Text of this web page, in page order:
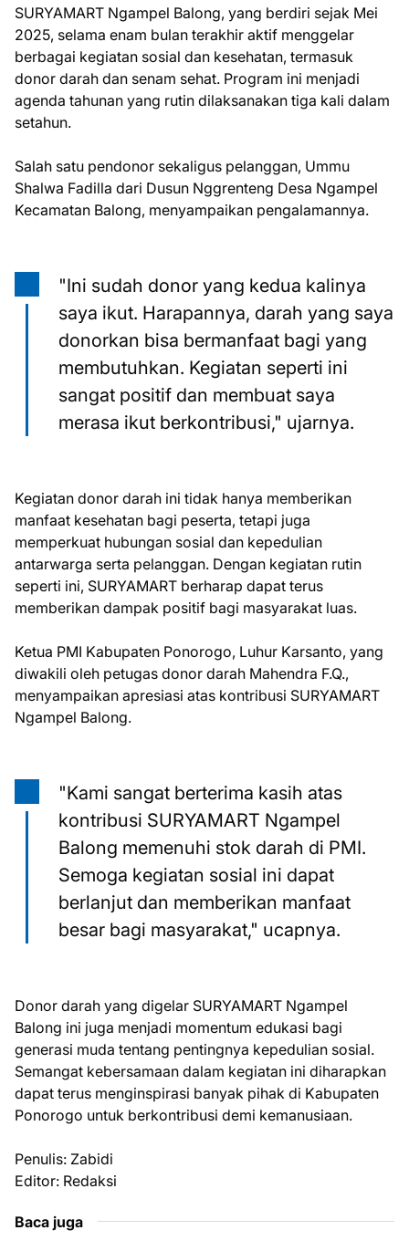
SURYAMART Ngampel Balong, yang berdiri sejak Mei
2025, selama enam bulan terakhir aktif menggelar
berbagai kegiatan sosial dan kesehatan, termasuk
donor darah dan senam sehat. Program ini menjadi
agenda tahunan yang rutin dilaksanakan tiga kali dalam
setahun.
Salah satu pendonor sekaligus pelanggan, Ummu
Shalwa Fadilla dari Dusun Nggrenteng Desa Ngampel
Kecamatan Balong, menyampaikan pengalamannya.
"Ini sudah donor yang kedua kalinya
saya ikut. Harapannya, darah yang saya
donorkan bisa bermanfaat bagi yang
membutuhkan. Kegiatan seperti ini
sangat positif dan membuat saya
merasa ikut berkontribusi," ujarnya.
Kegiatan donor darah ini tidak hanya memberikan
manfaat kesehatan bagi peserta, tetapi juga
memperkuat hubungan sosial dan kepedulian
antarwarga serta pelanggan. Dengan kegiatan rutin
seperti ini, SURYAMART berharap dapat terus
memberikan dampak positif bagi masyarakat luas.
Ketua PMI Kabupaten Ponorogo, Luhur Karsanto, yang
diwakili oleh petugas donor darah Mahendra F.Q.,
menyampaikan apresiasi atas kontribusi SURYAMART
Ngampel Balong.
"Kami sangat berterima kasih atas
kontribusi SURYAMART Ngampel
Balong memenuhi stok darah di PMI.
Semoga kegiatan sosial ini dapat
berlanjut dan memberikan manfaat
besar bagi masyarakat," ucapnya.
Donor darah yang digelar SURYAMART Ngampel
Balong ini juga menjadi momentum edukasi bagi
generasi muda tentang pentingnya kepedulian sosial.
Semangat kebersamaan dalam kegiatan ini diharapkan
dapat terus menginspirasi banyak pihak di Kabupaten
Ponorogo untuk berkontribusi demi kemanusiaan.
Penulis: Zabidi
Editor: Redaksi
Baca juga